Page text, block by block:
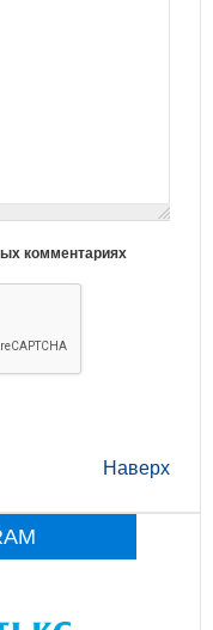
комментариях
Наверх